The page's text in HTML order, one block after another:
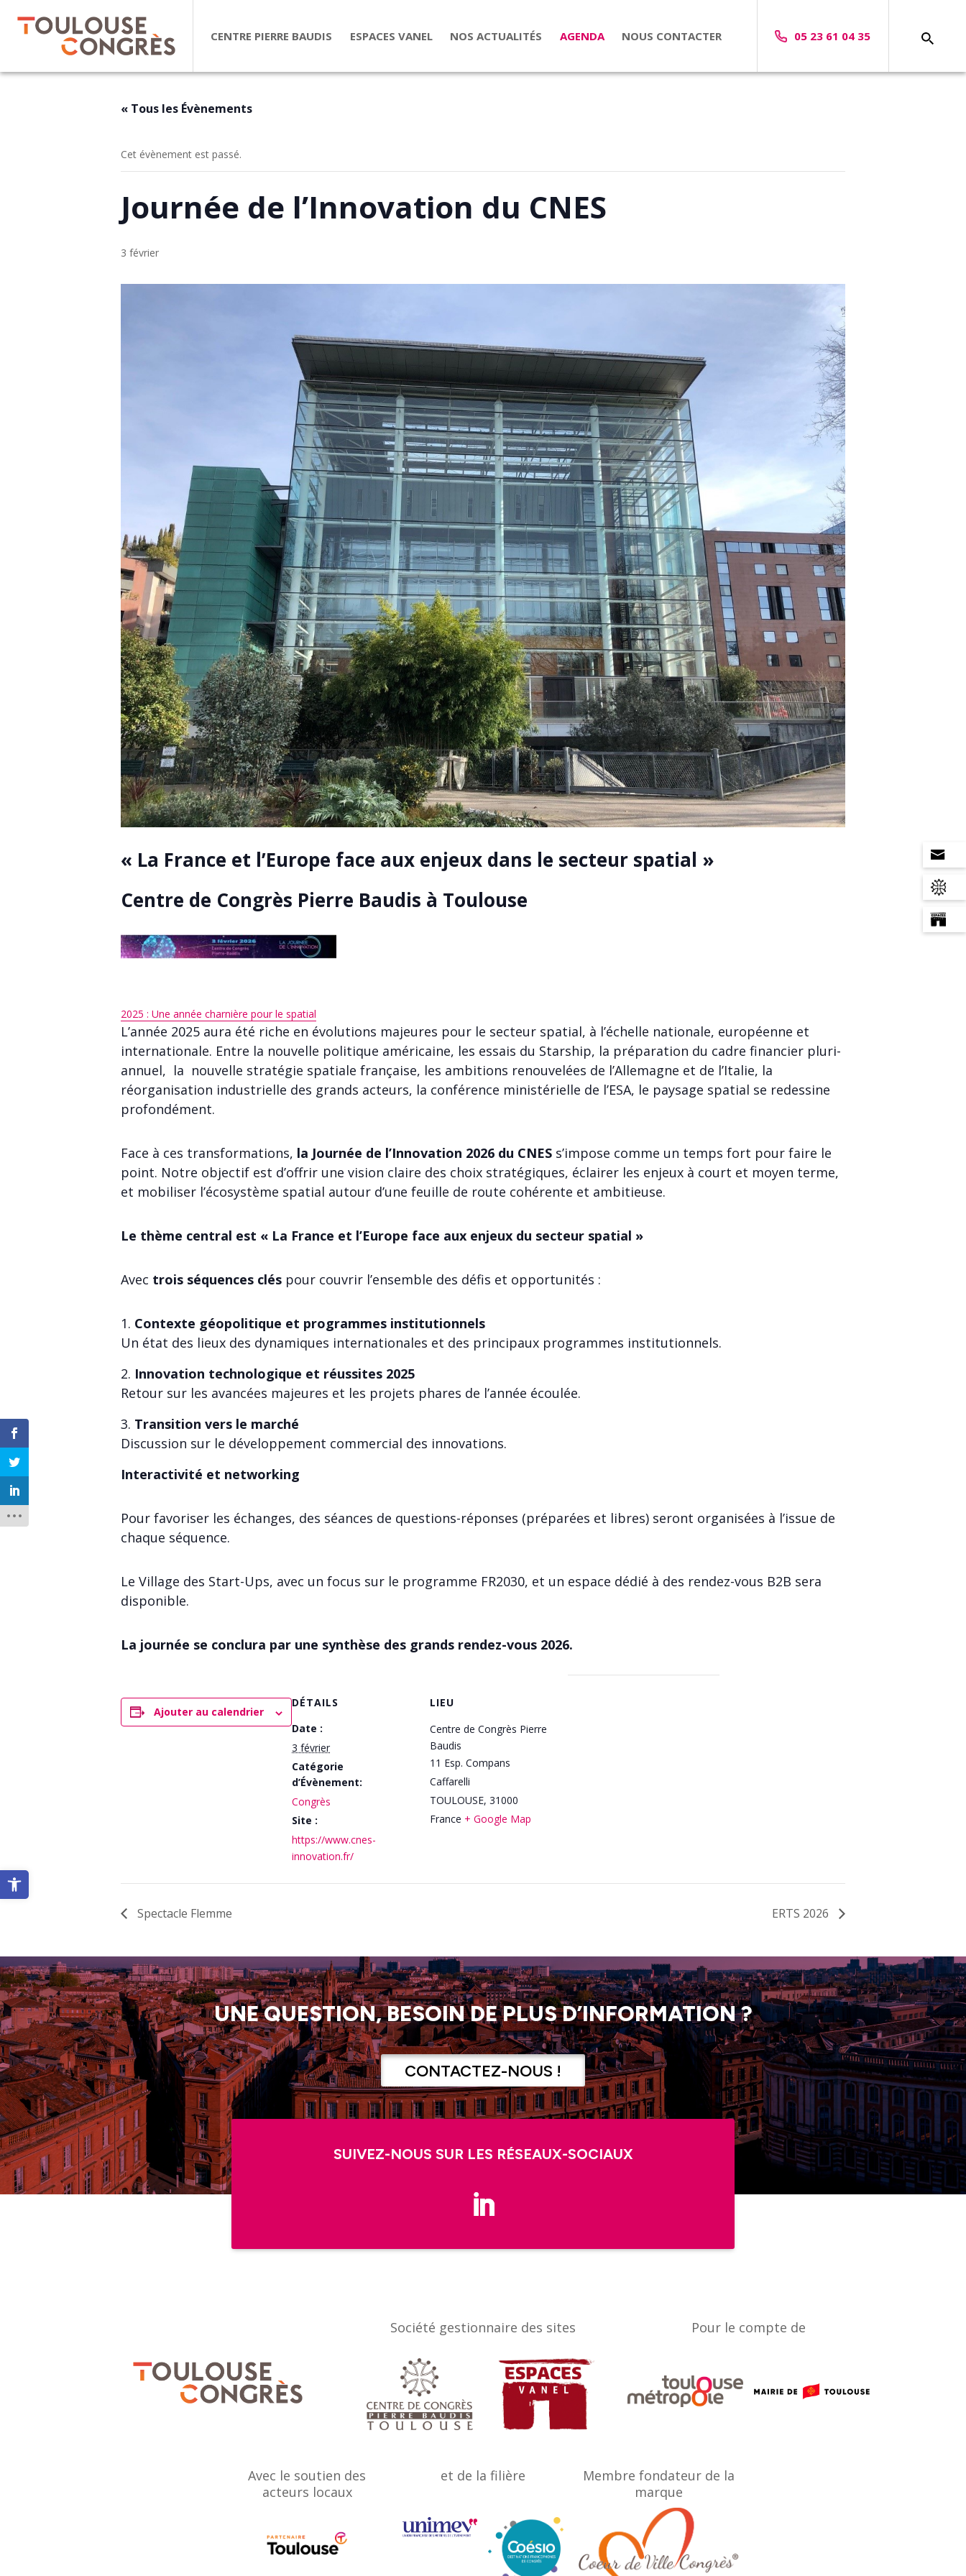
Ouvrir la barre d’outils
CENTRE PIERRE BAUDIS ESPACES VANEL NOS ACTUALITÉS AGENDA NOUS CONTACTER 05 23 61 04 35
« Tous les Évènements
Cet évènement est passé.
Journée de l’Innovation du CNES
3 février
« La France et l’Europe face aux enjeux dans le secteur spatial »
Centre de Congrès Pierre Baudis à Toulouse
2025 : Une année charnière pour le spatial
L’année 2025 aura été riche en évolutions majeures pour le secteur spatial, à l’échelle nationale, européenne et
internationale. Entre la nouvelle politique américaine, les essais du Starship, la préparation du cadre financier pluri-
annuel, la nouvelle stratégie spatiale française, les ambitions renouvelées de l’Allemagne et de l’Italie, la
réorganisation industrielle des grands acteurs, la conférence ministérielle de l’ESA, le paysage spatial se redessine
profondément.
Face à ces transformations, la Journée de l’Innovation 2026 du CNES s’impose comme un temps fort pour faire le
point. Notre objectif est d’offrir une vision claire des choix stratégiques, éclairer les enjeux à court et moyen terme,
et mobiliser l’écosystème spatial autour d’une feuille de route cohérente et ambitieuse.
Le thème central est « La France et l’Europe face aux enjeux du secteur spatial »
Avec trois séquences clés pour couvrir l’ensemble des défis et opportunités :
Contexte géopolitique et programmes institutionnels
Un état des lieux des dynamiques internationales et des principaux programmes institutionnels.
Innovation technologique et réussites 2025
Retour sur les avancées majeures et les projets phares de l’année écoulée.
Transition vers le marché
Discussion sur le développement commercial des innovations.
Interactivité et networking
Pour favoriser les échanges, des séances de questions-réponses (préparées et libres) seront organisées à l’issue de
chaque séquence.
Le Village des Start-Ups, avec un focus sur le programme FR2030, et un espace dédié à des rendez-vous B2B sera
disponible.
La journée se conclura par une synthèse des grands rendez-vous 2026.
Ajouter au calendrier
DÉTAILS
Date :
3 février
Catégorie
d’Évènement:
Congrès
Site :
https://www.cnes-
innovation.fr/
LIEU
Centre de Congrès Pierre
Baudis
11 Esp. Compans
Caffarelli
TOULOUSE, 31000
France + Google Map
Spectacle Flemme ERTS 2026
UNE QUESTION, BESOIN DE PLUS D’INFORMATION ?
CONTACTEZ-NOUS !
SUIVEZ-NOUS SUR LES RÉSEAUX-SOCIAUX
Société gestionnaire des sites Pour le compte de
Avec le soutien des
acteurs locaux
et de la filière
Membre fondateur de la
marque